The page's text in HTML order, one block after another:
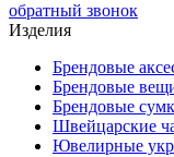
обратный звонок
Изделия
Брендовые
Брендовые
Брендовые
Швейцарские
Ювелирные